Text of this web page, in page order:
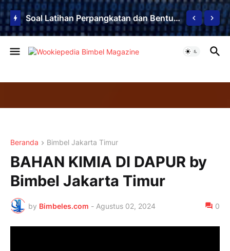
Soal Latihan Perpangkatan dan Bentuk Akar
Beranda Bimbel Jakarta Timur
BAHAN KIMIA DI DAPUR by
Bimbel Jakarta Timur
by Bimbeles.com - Agustus 02, 2024 0